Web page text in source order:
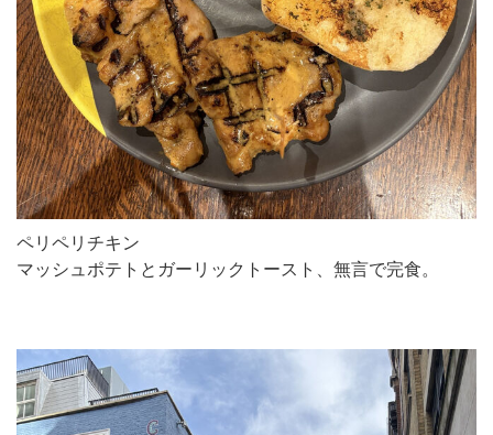
ペリペリチキン
マッシュポテトとガーリックトースト、無言で完食。